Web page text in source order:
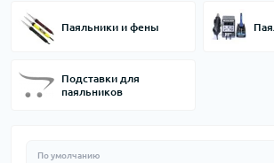
Паяльники и фены
Подставки для
паяльников